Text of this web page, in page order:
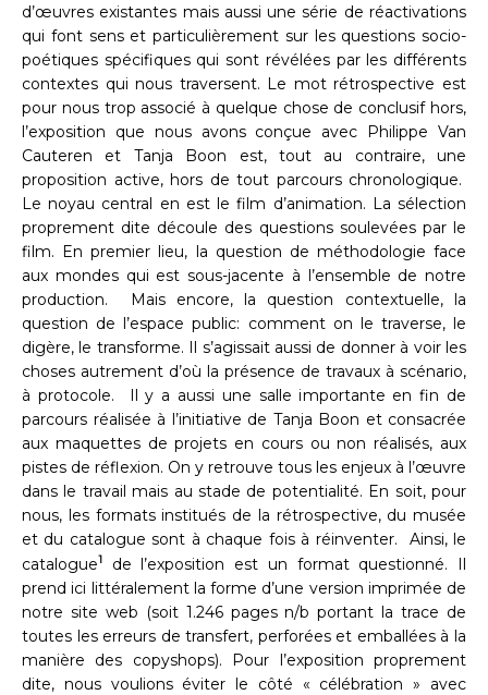
d’œuvres existantes mais aussi une série de réactivations
qui font sens et particulièrement sur les questions socio-
poétiques spécifiques qui sont révélées par les différents
contextes qui nous traversent. Le mot rétrospective est
pour nous trop associé à quelque chose de conclusif hors,
l’exposition que nous avons conçue avec Philippe Van
Cauteren et Tanja Boon est, tout au contraire, une
proposition active, hors de tout parcours chronologique.
Le noyau central en est le film d’animation. La sélection
proprement dite découle des questions soulevées par le
film. En premier lieu, la question de méthodologie face
aux mondes qui est sous-jacente à l’ensemble de notre
production. Mais encore, la question contextuelle, la
question de l’espace public: comment on le traverse, le
digère, le transforme. Il s’agissait aussi de donner à voir les
choses autrement d’où la présence de travaux à scénario,
à protocole. Il y a aussi une salle importante en fin de
parcours réalisée à l’initiative de Tanja Boon et consacrée
aux maquettes de projets en cours ou non réalisés, aux
pistes de réflexion. On y retrouve tous les enjeux à l’œuvre
dans le travail mais au stade de potentialité. En soit, pour
nous, les formats institués de la rétrospective, du musée
et du catalogue sont à chaque fois à réinventer. Ainsi, le
catalogue1
de l’exposition est un format questionné. Il
prend ici littéralement la forme d’une version imprimée de
notre site web (soit 1.246 pages n/b portant la trace de
toutes les erreurs de transfert, perforées et emballées à la
manière des copyshops). Pour l’exposition proprement
dite, nous voulions éviter le côté « célébration » avec